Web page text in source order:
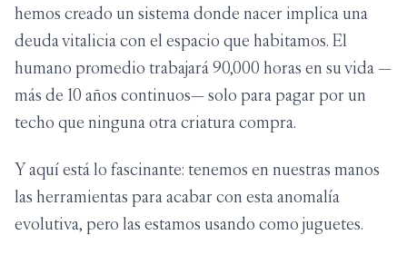
hemos creado un sistema donde nacer implica una
deuda vitalicia con el espacio que habitamos. El
humano promedio trabajará 90,000 horas en su vida —
más de 10 años continuos— solo para pagar por un
techo que ninguna otra criatura compra.
Y aquí está lo fascinante: tenemos en nuestras manos
las herramientas para acabar con esta anomalía
evolutiva, pero las estamos usando como juguetes.